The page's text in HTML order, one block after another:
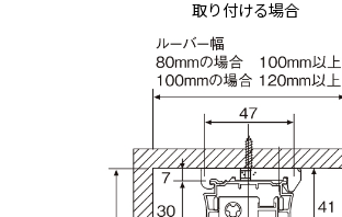
取り付ける場合